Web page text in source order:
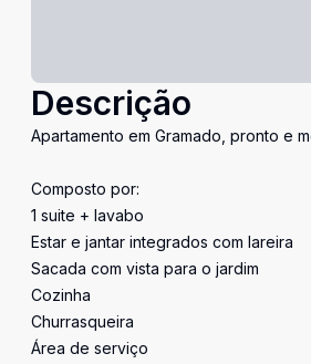
Descrição
Apartamento em Gramado, pronto e
Composto por:
1 suite + lavabo
Estar e jantar integrados com lareira
Sacada com vista para o jardim
Cozinha
Churrasqueira
Área de serviço